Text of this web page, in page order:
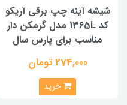
شیشه آینه چپ برقی آریکو
کد 1365L مدل گرمکن دار
مناسب برای پارس سال
274,000 تومان
خرید